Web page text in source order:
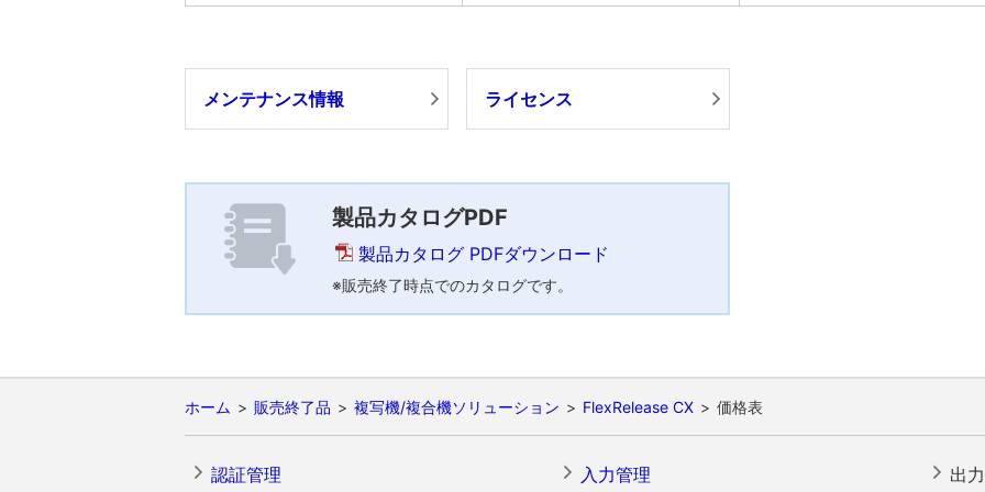
メンテナンス情報 ライセンス
製品カタログPDF
製品カタログ PDFダウンロード
※販売終了時点でのカタログです。
ホーム 販売終了品 複写機/複合機ソリューション FlexRelease CX 価格表
認証管理 入力管理 出